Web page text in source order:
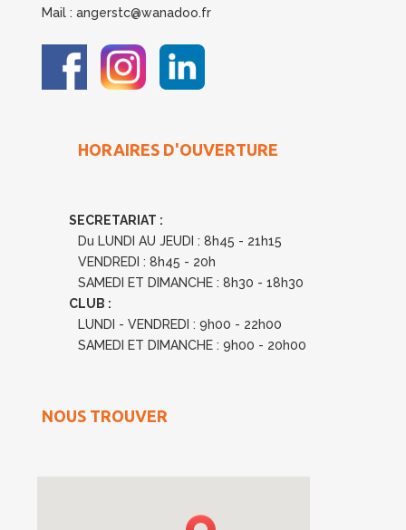
Mail : angerstc@wanadoo.fr
HORAIRES D'OUVERTURE
SECRETARIAT :
Du LUNDI AU JEUDI : 8h45 - 21h15
VENDREDI : 8h45 - 20h
SAMEDI ET DIMANCHE : 8h30 - 18h30
CLUB :
LUNDI - VENDREDI : 9h00 - 22h00
SAMEDI ET DIMANCHE : 9h00 - 20h00
NOUS TROUVER